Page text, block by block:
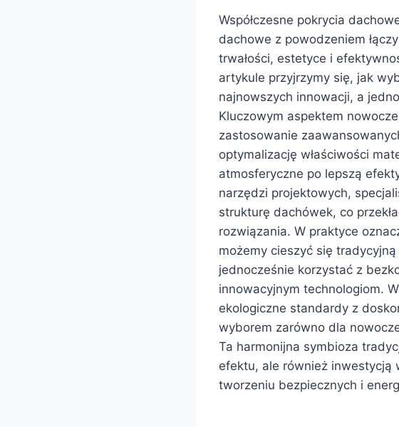
Współczesne pokrycia
dachowe z powodzeniem
trwałości, estetyce i
artykule przyjrzymy się, jak
najnowszych innowacji, a
Kluczowym aspektem
zastosowanie
optymalizację właściwości
atmosferyczne po lepszą
narzędzi projektowych,
strukturę dachówek, co
rozwiązania. W praktyce
możemy cieszyć się
jednocześnie korzystać z
innowacyjnym technologiom.
ekologiczne standardy z
wyborem zarówno dla
Ta harmonijna symbioza
efektu, ale również inwestycją
tworzeniu bezpiecznych i